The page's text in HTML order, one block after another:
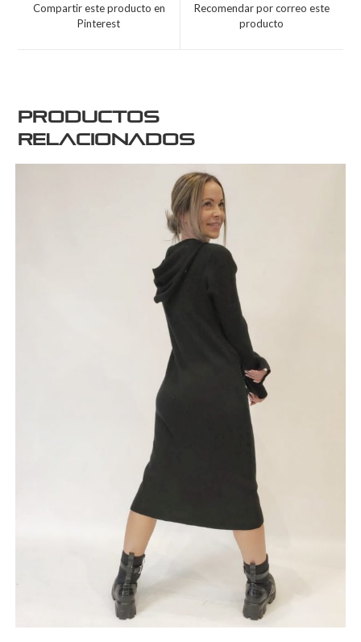
Compartir este producto en
Pinterest
Recomendar por correo este
producto
Productos
relacionados